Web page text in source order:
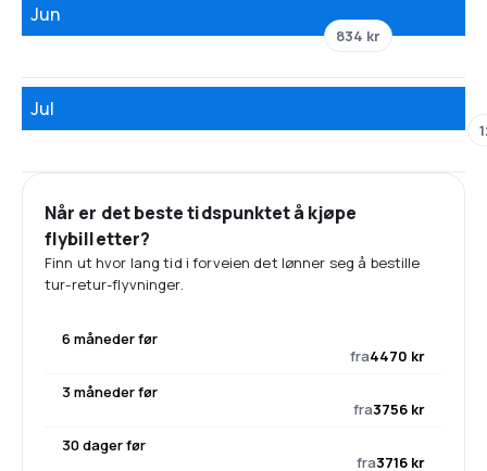
Jun
834 kr
Jul
Når er det beste tidspunktet å kjøpe
flybilletter?
Finn ut hvor lang tid i forveien det lønner seg å bestille
tur-retur-flyvninger.
6 måneder før
fra4470 kr
3 måneder før
fra3756 kr
30 dager før
fra3716 kr